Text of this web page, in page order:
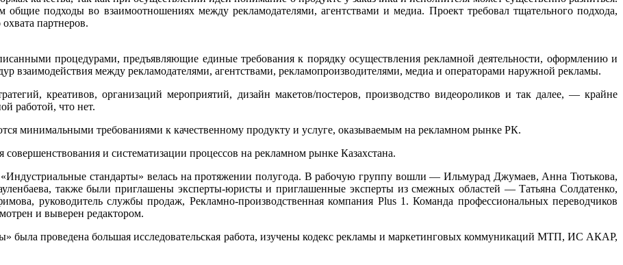
подходы во взаимоотношениях между рекламодателями, агентствами и медиа. Проект требовал тщательного подхода,
партнеров.
процедурами, предъявляющие единые требования к порядку осуществления рекламной деятельности, оформлению и
взаимодействия между рекламодателями, агентствами, рекламопроизводителями, медиа и операторами наружной рекламы.
креативов, организаций мероприятий, дизайн макетов/постеров, производство видеороликов и так далее, — крайне
работой, что нет.
минимальными требованиями к качественному продукту и услуге, оказываемым на рекламном рынке РК.
и систематизации процессов на рекламном рынке Казахстана.
стандарты» велась на протяжении полугода. В рабочую группу вошли — Ильмурад Джумаев, Анна Тютькова,
также были приглашены эксперты-юристы и приглашенные эксперты из смежных областей — Татьяна Солдатенко,
руководитель службы продаж, Рекламно-производственная компания Plus 1. Команда профессиональных переводчиков
и выверен редактором.
была проведена большая исследовательская работа, изучены кодекс рекламы и маркетинговых коммуникаций МТП, ИС АКАР,